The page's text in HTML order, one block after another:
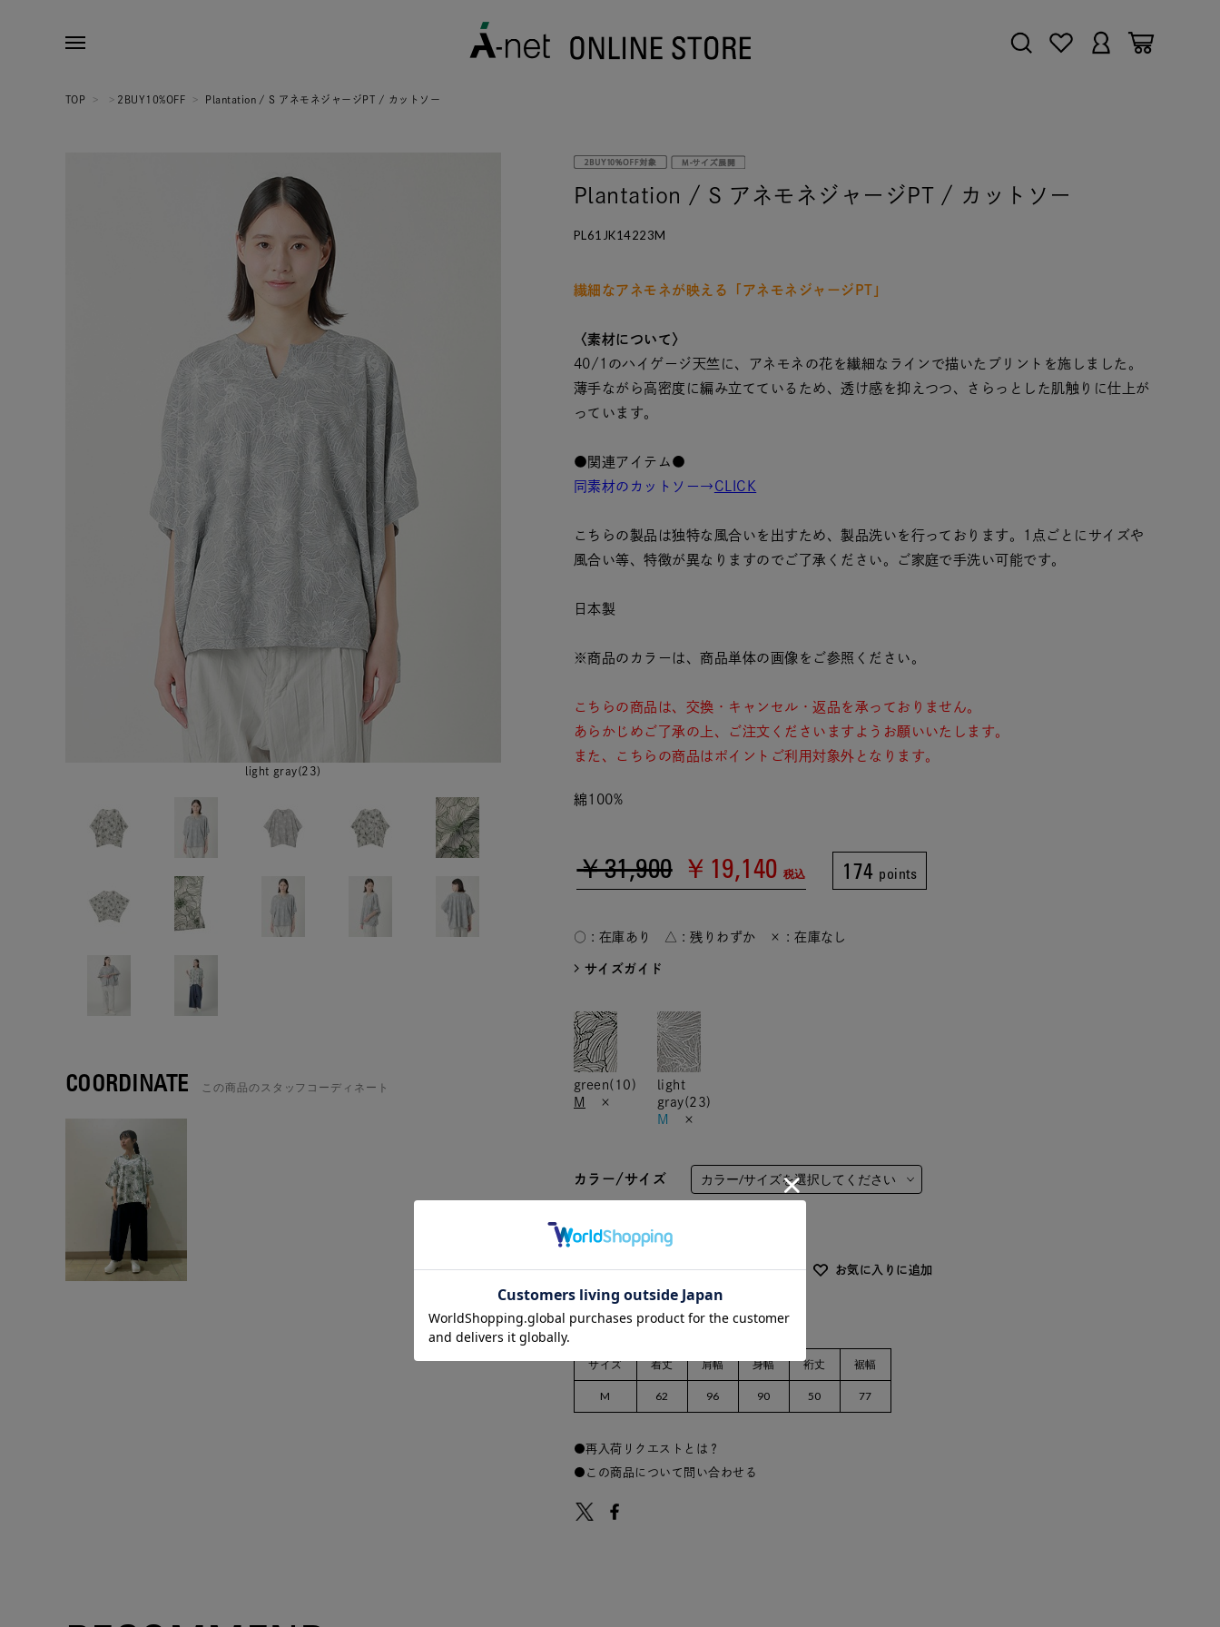
TOP > > 2BUY10%OFF > Plantation / S アネモネジャージPT / カットソー
light gray(23)
COORDINATE この商品のスタッフコーディネート
Plantation / S アネモネジャージPT / カットソー
PL61JK14223M
繊細なアネモネが映える「アネモネジャージPT」
〈素材について〉
40/1のハイゲージ天竺に、アネモネの花を繊細なラインで描いたプリントを施しました。
薄手ながら高密度に編み立てているため、透け感を抑えつつ、さらっとした肌触りに仕上が
っています。
●関連アイテム●
同素材のカットソー→ CLICK
こちらの製品は独特な風合いを出すため、製品洗いを行っております。1点ごとにサイズや
風合い等、特徴が異なりますのでご了承ください。ご家庭で手洗い可能です。
日本製
※商品のカラーは、商品単体の画像をご参照ください。
こちらの商品は、交換・キャンセル・返品を承っておりません。
あらかじめご了承の上、ご注文くださいますようお願いいたします。
また、こちらの商品はポイントご利用対象外となります。
綿100%
￥31,900 ￥19,140 税込 174 points
○ : 在庫あり △ : 残りわずか × : 在庫なし
サイズガイド
green(10)
M
×
light
gray(23)
M
×
カラー/サイズ
お気に入りに追加
サイズ 着丈 肩幅 身幅 裄丈 裾幅
M 62 96 90 50 77
再入荷リクエストとは？
この商品について問い合わせる